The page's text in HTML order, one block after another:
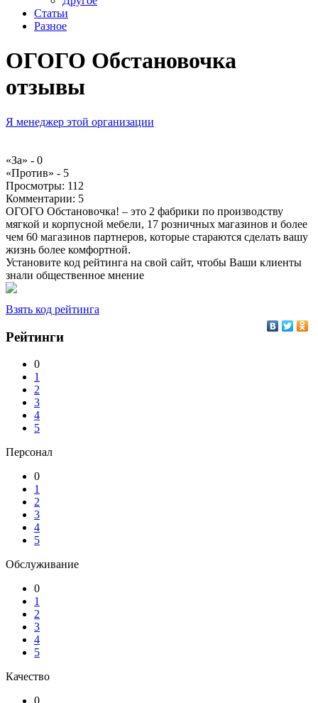
Статьи
Разное
ОГОГО Обстановочка
отзывы
Я менеджер этой организации
«За» - 0
«Против» - 5
Просмотры: 112
Комментарии: 5
ОГОГО Обстановочка! – это 2 фабрики по производству
мягкой и корпусной мебели, 17 розничных магазинов и более
чем 60 магазинов партнеров, которые стараются сделать вашу
жизнь более комфортной.
Установите код рейтинга на свой сайт, чтобы Ваши клиенты
знали общественное мнение
Взять код рейтинга
Рейтинги
0
1
2
3
4
5
Персонал
0
1
2
3
4
5
Обслуживание
0
1
2
3
4
5
Качество